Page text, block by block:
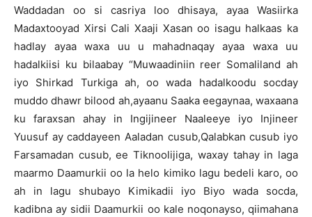
Waddadan oo si casriya loo dhisaya, ayaa Wasiirka
Madaxtooyad Xirsi Cali Xaaji Xasan oo isagu halkaas ka
hadlay ayaa waxa uu u mahadnaqay ayaa waxa uu
hadalkiisi ku bilaabay “Muwaadiniin reer Somaliland ah
iyo Shirkad Turkiga ah, oo wada hadalkoodu socday
muddo dhawr bilood ah,ayaanu Saaka eegaynaa, waxaana
ku faraxsan ahay in Ingijineer Naaleeye iyo Injineer
Yuusuf ay caddayeen Aaladan cusub,Qalabkan cusub iyo
Farsamadan cusub, ee Tiknoolijiga, waxay tahay in laga
maarmo Daamurkii oo la helo kimiko lagu bedeli karo, oo
ah in lagu shubayo Kimikadii iyo Biyo wada socda,
kadibna ay sidii Daamurkii oo kale noqonayso, qiimahana